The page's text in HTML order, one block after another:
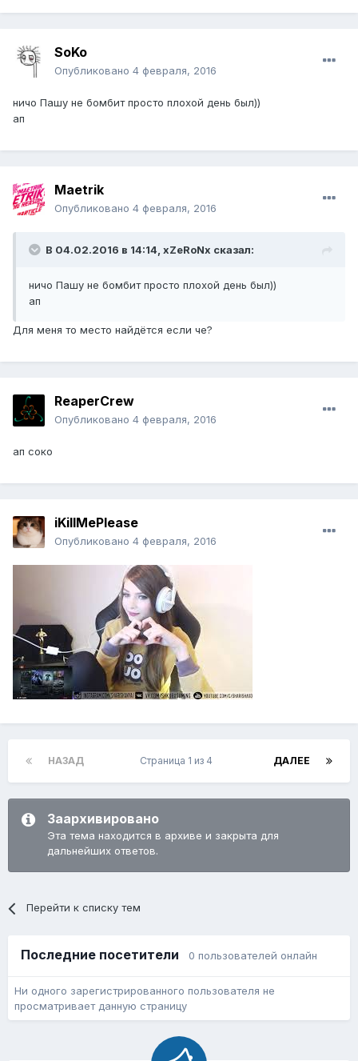
SoKo
Опубликовано 4 февраля, 2016
ничо Пашу не бомбит просто плохой день был))
ап
Maetrik
Опубликовано 4 февраля, 2016
В 04.02.2016 в 14:14, xZeRoNx сказал:
ничо Пашу не бомбит просто плохой день был))
ап
Для меня то место найдётся если че?
ReaperCrew
Опубликовано 4 февраля, 2016
ап соко
iKillMePlease
Опубликовано 4 февраля, 2016
НАЗАД ДАЛЕЕ
Страница 1 из 4
Заархивировано
Эта тема находится в архиве и закрыта для
дальнейших ответов.
Перейти к списку тем
Последние посетители 0 пользователей онлайн
Ни одного зарегистрированного пользователя не
просматривает данную страницу